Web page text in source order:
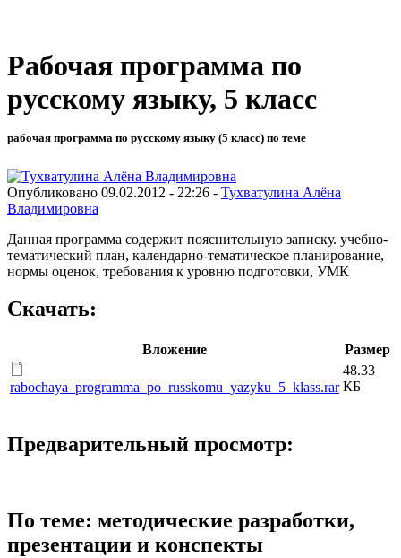
Рабочая программа по
русскому языку, 5 класс
рабочая программа по русскому языку (5 класс) по теме
Опубликовано 09.02.2012 - 22:26 - Тухватулина Алёна
Владимировна
Данная программа содержит пояснительную записку. учебно-
тематический план, календарно-тематическое планирование,
нормы оценок, требования к уровню подготовки, УМК
Скачать:
Вложение Размер
rabochaya_programma_po_russkomu_yazyku_5_klass.rar
48.33
КБ
Предварительный просмотр:
По теме: методические разработки,
презентации и конспекты